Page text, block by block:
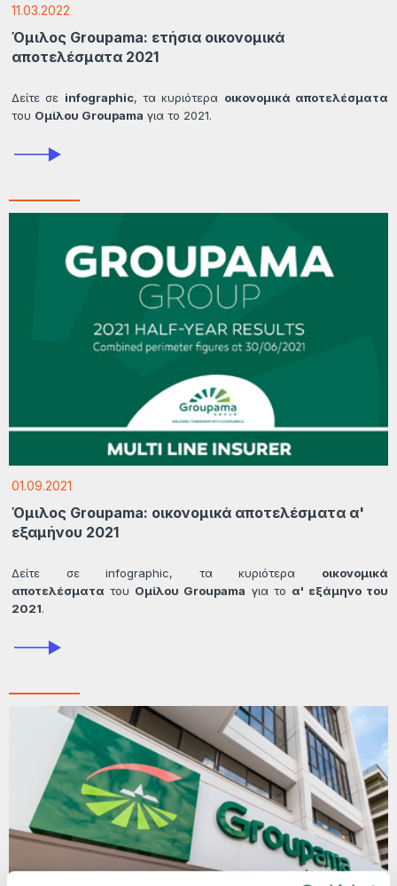
11.03.2022
Όμιλος Groupama: ετήσια οικονομικά
αποτελέσματα 2021
Δείτε σε infographic, τα κυριότερα οικονομικά αποτελέσματα
του Ομίλου Groupama για το 2021.
01.09.2021
Όμιλος Groupama: οικονομικά αποτελέσματα α'
εξαμήνου 2021
Δείτε σε infographic, τα κυριότερα οικονομικά
αποτελέσματα του Ομίλου Groupama για το α' εξάμηνο του
2021.